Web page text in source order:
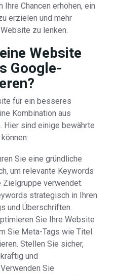
Chancen erhöhen, ein
erzielen und mehr
zu lenken.
Website
Google-
für ein besseres
Kombination aus
Hier sind einige bewährte
Sie eine gründliche
um relevante Keywords
verwendet.
strategisch in Ihren
und Überschriften.
Sie Ihre Website
Sie Meta-Tags wie Titel
Stellen Sie sicher,
und
Sie